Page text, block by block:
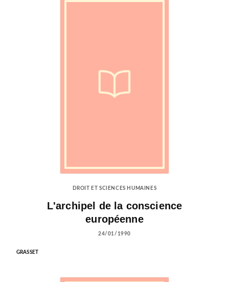
DROIT ET SCIENCES HUMAINES
L'archipel de la conscience
européenne
24/01/1990
GRASSET